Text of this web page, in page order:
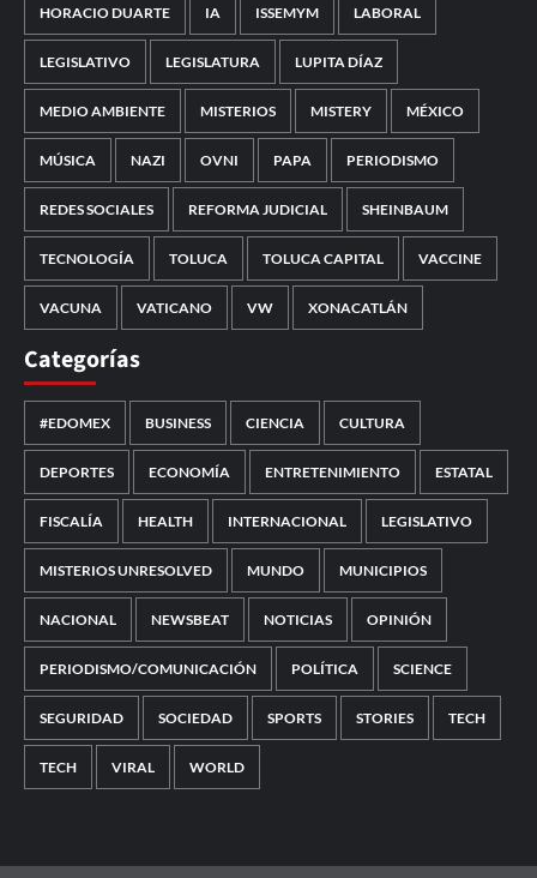
HORACIO DUARTE IA ISSEMYM LABORAL
LEGISLATIVO LEGISLATURA LUPITA DÍAZ
MEDIO AMBIENTE MISTERIOS MISTERY MÉXICO
MÚSICA NAZI OVNI PAPA PERIODISMO
REDES SOCIALES REFORMA JUDICIAL SHEINBAUM
TECNOLOGÍA TOLUCA TOLUCA CAPITAL VACCINE
VACUNA VATICANO VW XONACATLÁN
Categorías
#EDOMEX BUSINESS CIENCIA CULTURA
DEPORTES ECONOMÍA ENTRETENIMIENTO ESTATAL
FISCALÍA HEALTH INTERNACIONAL LEGISLATIVO
MISTERIOS UNRESOLVED MUNDO MUNICIPIOS
NACIONAL NEWSBEAT NOTICIAS OPINIÓN
PERIODISMO/COMUNICACIÓN POLÍTICA SCIENCE
SEGURIDAD SOCIEDAD SPORTS STORIES TECH
TECH VIRAL WORLD